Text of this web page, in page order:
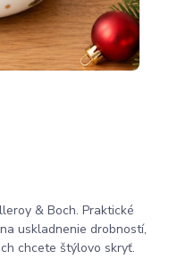
& Boch. Praktické
uskladnenie drobností,
chcete štýlovo skryť.